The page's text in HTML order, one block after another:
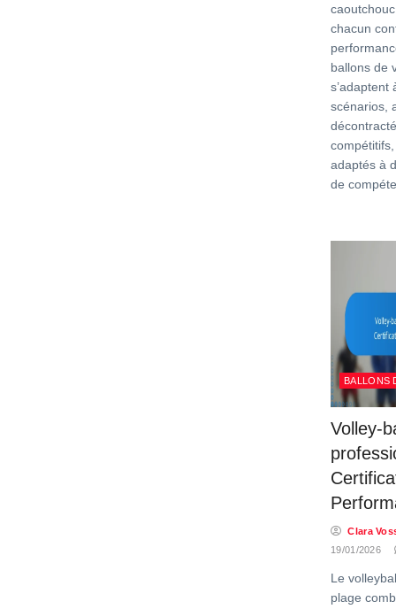
chacun
ballons de
s’adaptent
scénarios,
adaptés à
de
BALLONS
Volley-
Clara
19/01/2026
Le
plage